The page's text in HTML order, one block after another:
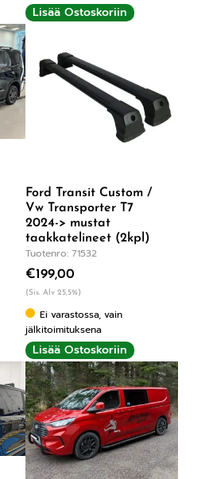
Lisää Ostoskoriin
Ford Transit Custom /
Vw Transporter T7
2024-> mustat
taakkatelineet (2kpl)
Tuotenro: 71532
€199,00
(Sis. Alv 25,5%)
Ei varastossa, vain
jälkitoimituksena
Lisää Ostoskoriin